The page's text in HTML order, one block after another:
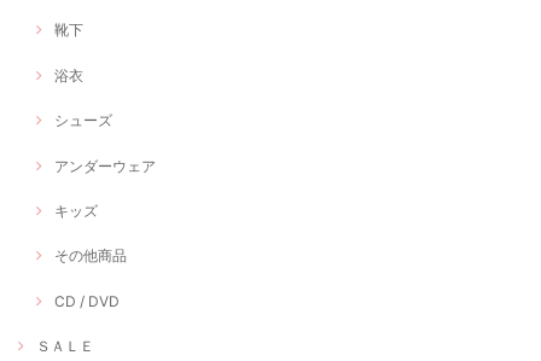
靴下
浴衣
シューズ
アンダーウェア
キッズ
その他商品
CD / DVD
ＳＡＬＥ